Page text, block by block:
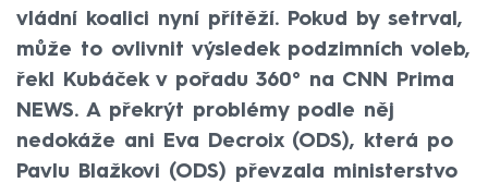
vládní koalici nyní přítěží. Pokud by setrval,
může to ovlivnit výsledek podzimních voleb,
řekl Kubáček v pořadu 360° na CNN Prima
NEWS. A překrýt problémy podle něj
nedokáže ani Eva Decroix (ODS), která po
Pavlu Blažkovi (ODS) převzala ministerstvo